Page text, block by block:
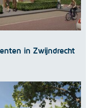
in Zwijndrecht